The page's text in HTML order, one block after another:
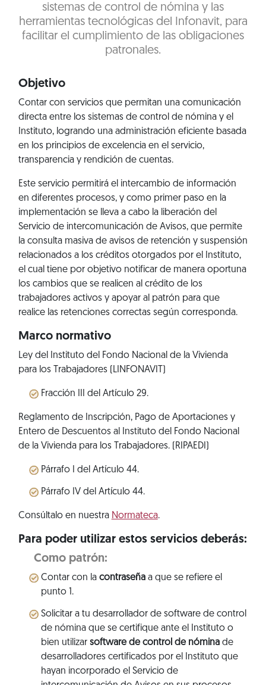
sistemas de control de nómina y las
herramientas tecnológicas del Infonavit, para
facilitar el cumplimiento de las obligaciones
patronales.
Objetivo
Contar con servicios que permitan una comunicación
directa entre los sistemas de control de nómina y el
Instituto, logrando una administración eficiente basada
en los principios de excelencia en el servicio,
transparencia y rendición de cuentas.
Este servicio permitirá el intercambio de información
en diferentes procesos, y como primer paso en la
implementación se lleva a cabo la liberación del
Servicio de intercomunicación de Avisos, que permite
la consulta masiva de avisos de retención y suspensión
relacionados a los créditos otorgados por el Instituto,
el cual tiene por objetivo notificar de manera oportuna
los cambios que se realicen al crédito de los
trabajadores activos y apoyar al patrón para que
realice las retenciones correctas según corresponda.
Marco normativo
Ley del Instituto del Fondo Nacional de la Vivienda
para los Trabajadores (LINFONAVIT)
Fracción III del Artículo 29.
Reglamento de Inscripción, Pago de Aportaciones y
Entero de Descuentos al Instituto del Fondo Nacional
de la Vivienda para los Trabajadores. (RIPAEDI)
Párrafo I del Artículo 44.
Párrafo IV del Artículo 44.
Consúltalo en nuestra Normateca.
Para poder utilizar estos servicios deberás:
Como patrón:
Contar con la contraseñaa que se refiere el
punto 1.
Solicitar a tu desarrollador de software de control
de nómina que se certifique ante el Instituto o
bien utilizar software de control de nóminade
desarrolladores certificados por el Instituto que
hayan incorporado el Servicio de